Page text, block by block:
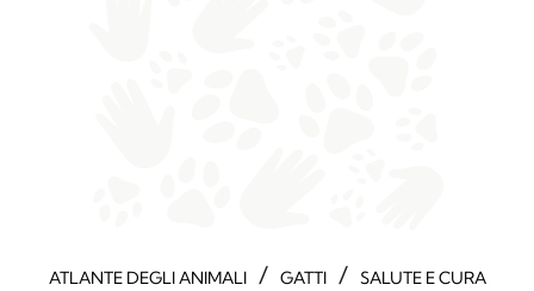
ATLANTE DEGLI ANIMALI / GATTI / SALUTE E CURA